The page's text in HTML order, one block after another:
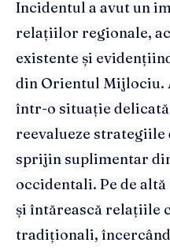
Incidentul a avut un
relațiilor regionale,
existente și
din Orientul Mijlociu.
într-o situație
reevalueze strategiile
sprijin suplimentar
occidentali. Pe de
și întărească relațiile
tradiționali,